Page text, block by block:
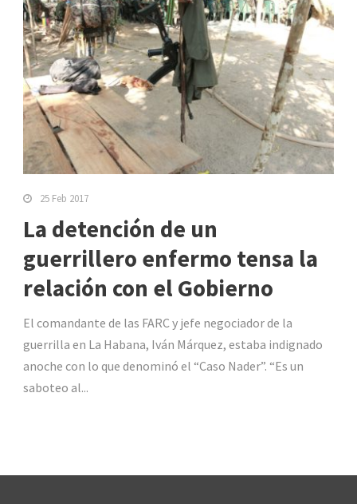
25 Feb 2017
La detención de un
guerrillero enfermo tensa la
relación con el Gobierno
El comandante de las FARC y jefe negociador de la
guerrilla en La Habana, Iván Márquez, estaba indignado
anoche con lo que denominó el “Caso Nader”. “Es un
saboteo al...